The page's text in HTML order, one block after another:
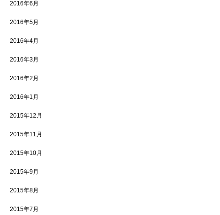
2016年6月
2016年5月
2016年4月
2016年3月
2016年2月
2016年1月
2015年12月
2015年11月
2015年10月
2015年9月
2015年8月
2015年7月